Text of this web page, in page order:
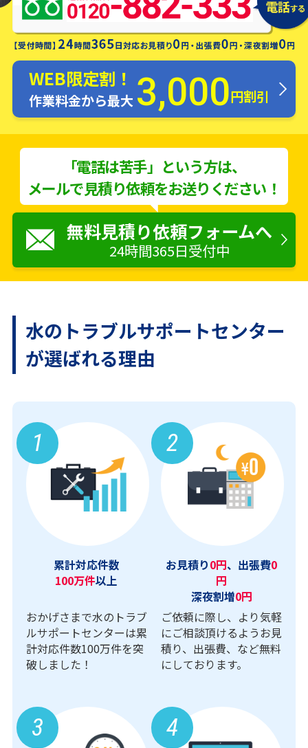
WEB限定割！
作業料金から最大 3,000円割引
「電話は苦手」という方は、
メールで見積り依頼をお送りください！
無料見積り依頼フォームへ
24時間365日受付中
水のトラブルサポートセンター
が選ばれる理由
1
累計対応件数
100万件以上
おかげさまで水のトラブ
ルサポートセンターは累
計対応件数100万件を突
破しました！
2
お見積り0円、出張費0
円
深夜割増0円
ご依頼に際し、より気軽
にご相談頂けるようお見
積り、出張費、など無料
にしております。
3 4